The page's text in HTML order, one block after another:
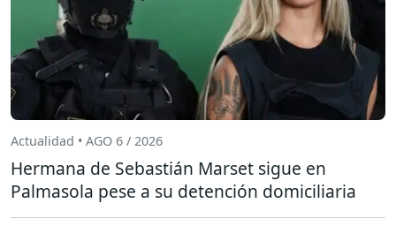
Actualidad • AGO 6 / 2026
Hermana de Sebastián Marset sigue en
Palmasola pese a su detención domiciliaria